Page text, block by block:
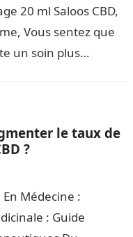
20 ml Saloos CBD,
Vous sentez que
un soin plus
le taux de
?
Médecine :
: Guide